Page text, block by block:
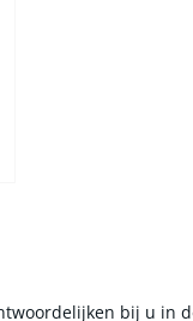
bij u in